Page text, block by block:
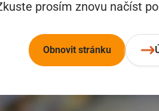
prosím znovu načíst
Obnovit stránku